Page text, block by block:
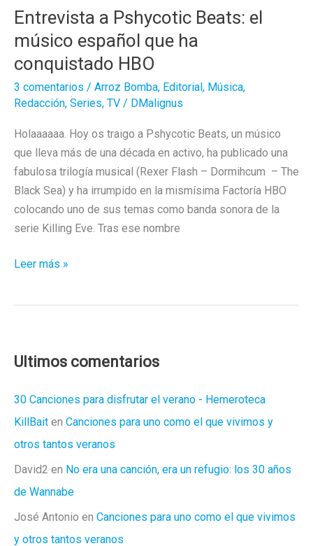
Entrevista a Pshycotic Beats: el
músico español que ha
conquistado HBO
3 comentarios / Arroz Bomba, Editorial , Música,
Redacción, Series, TV / DMalignus
Holaaaaaa. Hoy os traigo a Pshycotic Beats, un músico
que lleva más de una década en activo, ha publicado una
fabulosa trilogía musical (Rexer Flash – Dormihcum – The
Black Sea) y ha irrumpido en la mismísima Factoría HBO
colocando uno de sus temas como banda sonora de la
serie Killing Eve. Tras ese nombre
Entrevista
músico
que
ha
HBO
Leer más »
Ultimos comentarios
30 Canciones para disfrutar el verano - Hemeroteca
KillBait en Canciones para uno como el que vivimos y
otros tantos veranos
David2 en No era una canción, era un refugio: los 30 años
de Wannabe
José Antonio en Canciones para uno como el que vivimos
y otros tantos veranos